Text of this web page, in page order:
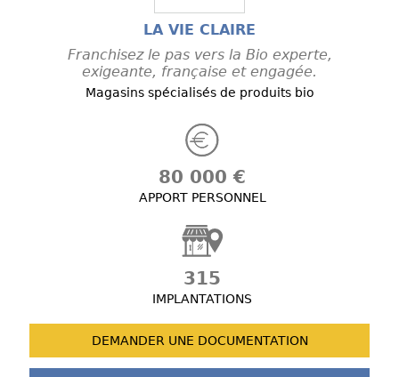
LA VIE CLAIRE
Franchisez le pas vers la Bio experte,
exigeante, française et engagée.
Magasins spécialisés de produits bio
80 000 €
APPORT PERSONNEL
315
IMPLANTATIONS
DEMANDER UNE DOCUMENTATION